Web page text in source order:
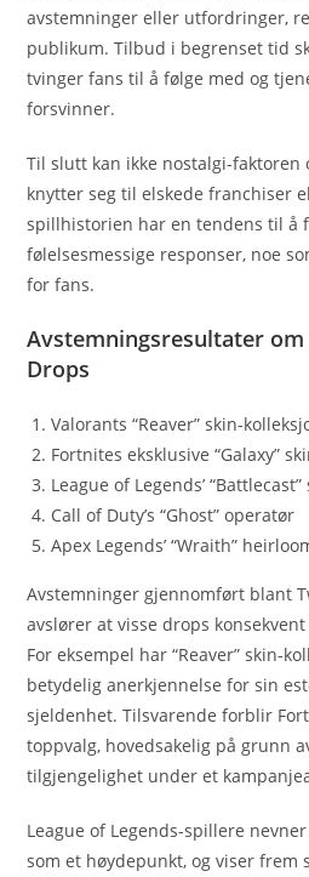
avstemninger eller utfordringer,
publikum. Tilbud i begrenset tid
tvinger fans til å følge med og
forsvinner.
Til slutt kan ikke nostalgi-faktoren
knytter seg til elskede franchiser
spillhistorien har en tendens til å
følelsesmessige responser, noe
for fans.
Avstemningsresultater
Drops
Valorants “Reaver” skin-
Fortnites eksklusive “Galaxy”
League of Legends’ “Battlecast”
Call of Duty’s “Ghost” operatør
Apex Legends’ “Wraith”
Avstemninger gjennomført blant
avslører at visse drops
For eksempel har “Reaver” skin-
betydelig anerkjennelse for sin
sjeldenhet. Tilsvarende forblir
toppvalg, hovedsakelig på grunn
tilgjengelighet under et
League of Legends-spillere
som et høydepunkt, og viser frem